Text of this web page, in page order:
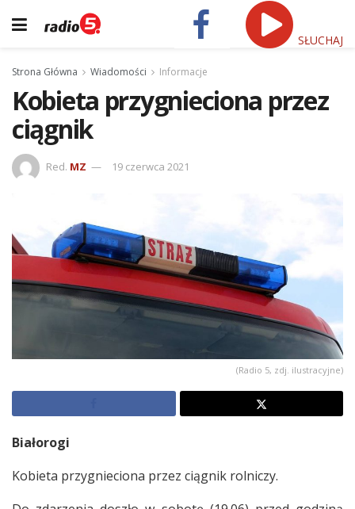
SŁUCHAJ
Strona Główna Wiadomości Informacje
Kobieta przygnieciona przez
ciągnik
Red. MZ 19 czerwca 2021
(Radio 5, zdj. ilustracyjne)
Białorogi
Kobieta przygnieciona przez ciągnik rolniczy.